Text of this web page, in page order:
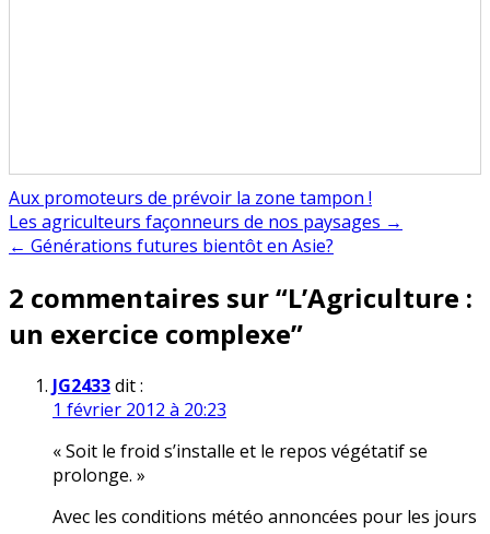
Aux promoteurs de prévoir la zone tampon !
Navigation
de
l’article
Les agriculteurs façonneurs de nos paysages →
← Générations futures bientôt en Asie?
2 commentaires sur “L’Agriculture :
un exercice complexe”
JG2433dit :
1 février 2012 à 20:23
« Soit le froid s’installe et le repos végétatif se
prolonge. »
Avec les conditions météo annoncées pour les jours